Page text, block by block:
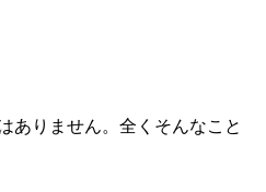
ありません。全くそんなこと